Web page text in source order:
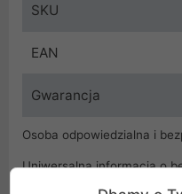
SKU
EAN
Gwarancja
Osoba odpowiedzialna i
Uniwersalna informacja o